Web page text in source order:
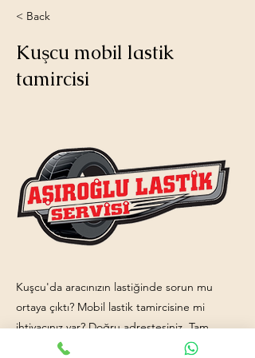
< Back
Kuşcu mobil lastik
tamircisi
Kuşcu'da aracınızın lastiğinde sorun mu
ortaya çıktı? Mobil lastik tamircisine mi
ihtiyacınız var? Doğru adrestesiniz. Tam
donanımlı mobil lastik tamiri aracımız ve